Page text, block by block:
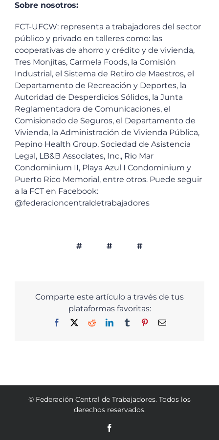
Sobre nosotros:
FCT-UFCW: representa a trabajadores del sector
público y privado en talleres como: las
cooperativas de ahorro y crédito y de vivienda,
Tres Monjitas, Carmela Foods, la Comisión
Industrial, el Sistema de Retiro de Maestros, el
Departamento de Recreación y Deportes, la
Autoridad de Desperdicios Sólidos, la Junta
Reglamentadora de Comunicaciones, el
Comisionado de Seguros, el Departamento de
Vivienda, la Administración de Vivienda Pública,
Pepino Health Group, Sociedad de Asistencia
Legal, LB&B Associates, Inc., Rio Mar
Condominium II, Playa Azul I Condominium y
Puerto Rico Memorial, entre otros. Puede seguir
a la FCT en Facebook:
@federacioncentraldetrabajadores
# # #
Comparte este artículo a través de tus
plataformas favoritas:
Facebook RedditLinkedInTumblr PinterestEmail
© Federación Central de Trabajadores. Todos los
derechos reservados.